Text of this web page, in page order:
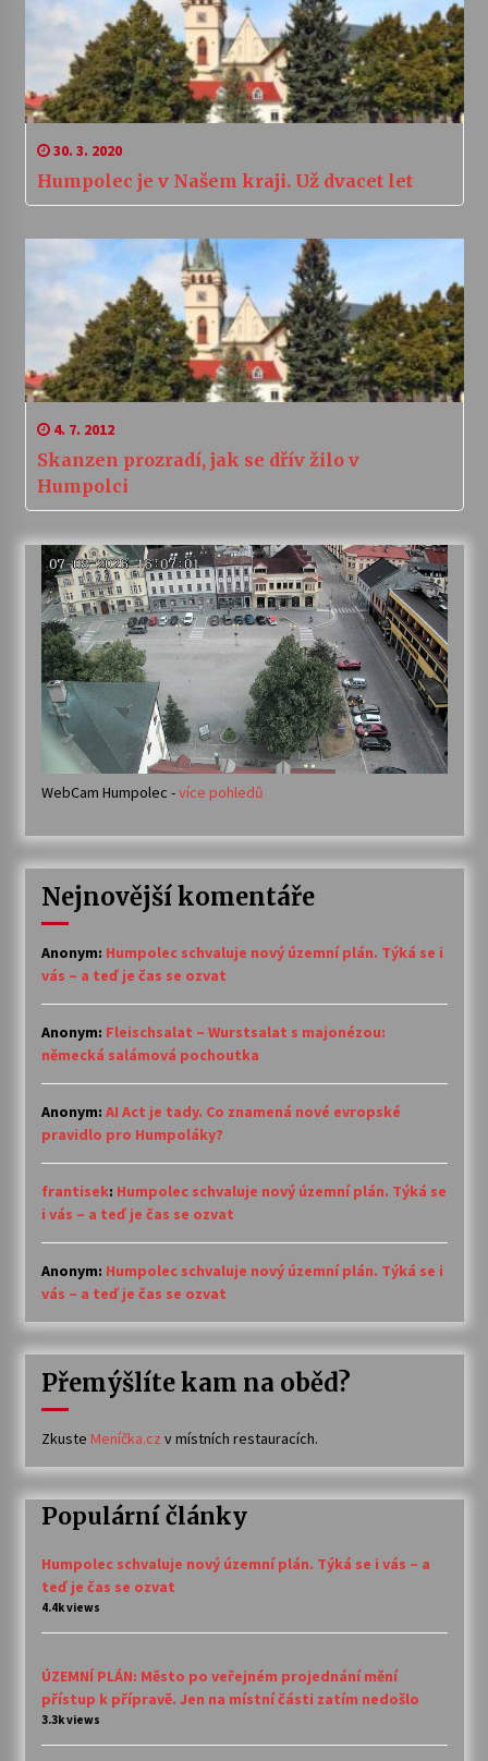
30. 3. 2020
Humpolec je v Našem kraji. Už dvacet let
4. 7. 2012
Skanzen prozradí, jak se dřív žilo v
Humpolci
WebCam Humpolec -více pohledů
Nejnovější komentáře
Anonym: Humpolec schvaluje nový územní plán. Týká se i
vás – a teď je čas se ozvat
Anonym: Fleischsalat – Wurstsalat s majonézou:
německá salámová pochoutka
Anonym: AI Act je tady. Co znamená nové evropské
pravidlo pro Humpoláky?
frantisek: Humpolec schvaluje nový územní plán. Týká se
i vás – a teď je čas se ozvat
Anonym: Humpolec schvaluje nový územní plán. Týká se i
vás – a teď je čas se ozvat
Přemýšlíte kam na oběd?
Zkuste Meníčka.cz v místních restauracích.
Populární články
Humpolec schvaluje nový územní plán. Týká se i vás – a
teď je čas se ozvat
4.4k views
ÚZEMNÍ PLÁN: Město po veřejném projednání mění
přístup k přípravě. Jen na místní části zatím nedošlo
3.3k views